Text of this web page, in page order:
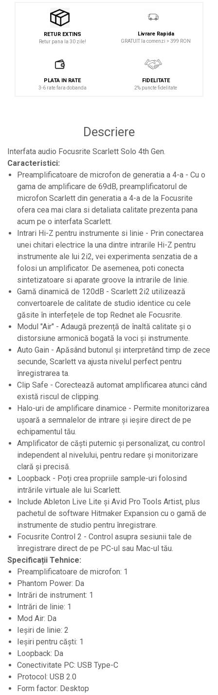
Accesorii echipamente de studio
Controllere monitoare de studio
Convertoare AD/DA
Pop filtre
Protectii antifonice pentru urechi
Rack studio
Recordere de studio
Recordere portabile
Sintetizatoare
Standuri si stative de monitoare
Subwoofere de studio
Tratament acustic
Lumini si efecte
Accesorii pentru lumini
Bare Led
Cabluri de Alimentare
Case-uri de lumini
Comenzi si controllere
Ecrane LED
Efecte de lumini
Lasere
Masini de fum si ceata
Mixere DMX
Moving Head-uri
Par Led si Pinspot
Proiectoare
Scene şi Ring-uri de Dans
Instrumente Muzicale
Chitare si bass
Claviaturi
Instrumente cu arcus
Instrumente de percutie
Instrumente de suflat
Instrumente si jucarii pentru copii
Instrumente traditionale
Tobe
DJ
RETUR EXTINS
Retur pana la 30 zile!
Livrare Rapida
GRATUIT la comenzi > 399 RON
PLATA IN RATE
3-6 rate fara dobanda
FIDELITATE
2% puncte fidelitate
Descriere
Interfata audio Focusrite Scarlett Solo 4th Gen.
Caracteristici:
Preamplificatoare de microfon de generatia a 4-a - Cu o
gama de amplificare de 69dB, preamplificatorul de
microfon Scarlett din generatia a 4-a de la Focusrite
ofera cea mai clara si detaliata calitate prezenta pana
acum pe o interfata Scarlett.
Intrari Hi-Z pentru instrumente si linie - Prin conectarea
unei chitari electrice la una dintre intrarile Hi-Z pentru
instrumente ale lui 2i2, vei experimenta senzatia de a
folosi un amplificator. De asemenea, poti conecta
sintetizatoare si aparate groove la intrarile de linie.
Gamă dinamică de 120dB - Scarlett 2i2 utilizează
convertoarele de calitate de studio identice cu cele
găsite în interfețele de top Rednet ale Focusrite.
Modul "Air" - Adaugă prezență de înaltă calitate și o
distorsiune armonică bogată la voci și instrumente.
Auto Gain - Apăsând butonul și interpretând timp de zece
secunde, Scarlett va ajusta nivelul perfect pentru
înregistrarea ta.
Clip Safe - Corectează automat amplificarea atunci când
există riscul de clipping.
Halo-uri de amplificare dinamice - Permite monitorizarea
ușoară a semnalelor de intrare și ieșire direct de pe
echipamentul tău.
Amplificator de căști puternic și personalizat, cu control
independent al nivelului, pentru redare și monitorizare
clară și precisă.
Loopback - Poți crea propriile sample-uri folosind
intrările virtuale ale lui Scarlett.
Include Ableton Live Lite și Avid Pro Tools Artist, plus
pachetul de software Hitmaker Expansion cu o gamă de
instrumente de studio pentru înregistrare.
Focusrite Control 2 - Control asupra sesiunii tale de
înregistrare direct de pe PC-ul sau Mac-ul tău.
Specificații Tehnice:
Preamplificatoare de microfon: 1
Phantom Power: Da
Intrări de instrument: 1
Intrări de linie: 1
Mod Air: Da
Ieșiri de linie: 2
Ieșiri pentru căști: 1
Loopback: Da
Conectivitate PC: USB Type-C
Protocol: USB 2.0
Form factor: Desktop